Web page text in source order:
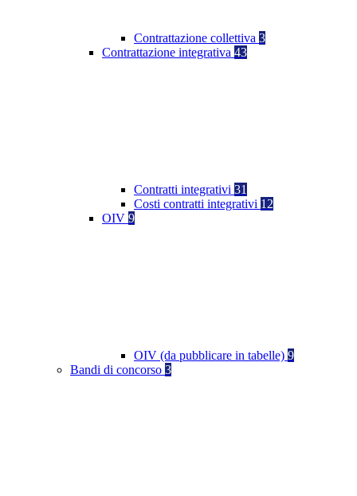
Contrattazione collettiva 3
Contrattazione integrativa 43
Contratti integrativi 31
Costi contratti integrativi 12
OIV 9
OIV (da pubblicare in tabelle) 9
Bandi di concorso 3